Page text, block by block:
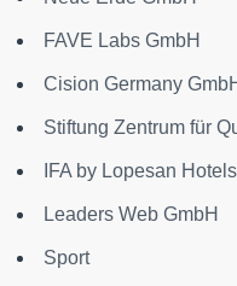
FAVE Labs GmbH
Cision Germany
Stiftung Zentrum für
IFA by Lopesan Hotels
Leaders Web GmbH
Sport